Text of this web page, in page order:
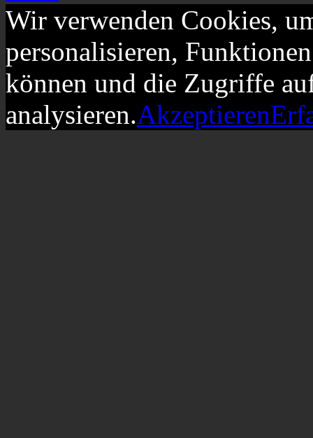
Wir verwenden Cookies,
personalisieren,
können und die Zugriffe
analysieren.Akzeptieren